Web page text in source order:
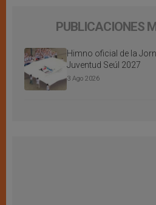
PUBLICACIONES
Himno oficial de la
Juventud Seúl 2027
3 Ago 2026